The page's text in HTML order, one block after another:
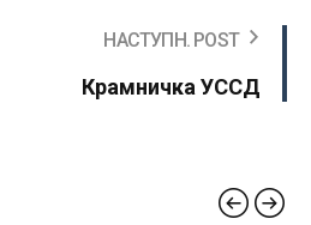
НАСТУПН. POST
Крамничка УССД